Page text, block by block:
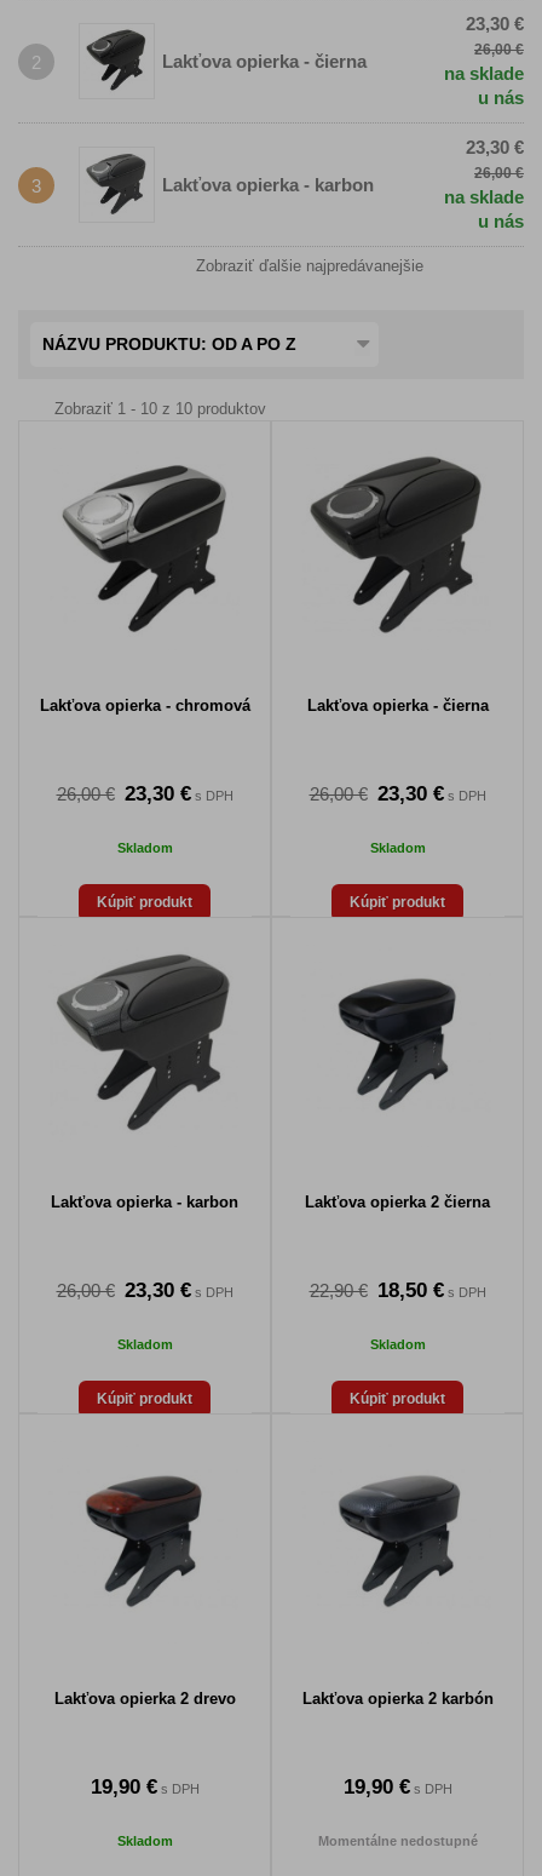
2 Lakťova opierka - čierna
23,30 €
26,00 €
na sklade
u nás
3 Lakťova opierka - karbon
23,30 €
26,00 €
na sklade
u nás
Zobraziť ďalšie najpredávanejšie
NÁZVU PRODUKTU: OD A PO Z
Zobraziť 1 - 10 z 10 produktov
Lakťova opierka - chromová
26,00 € 23,30 €s DPH
Skladom
Kúpiť produkt
Lakťova opierka - čierna
26,00 € 23,30 €s DPH
Skladom
Kúpiť produkt
Lakťova opierka - karbon
26,00 € 23,30 €s DPH
Skladom
Kúpiť produkt
Lakťova opierka 2 čierna
22,90 € 18,50 €s DPH
Skladom
Kúpiť produkt
Lakťova opierka 2 drevo
19,90 €s DPH
Skladom
Lakťova opierka 2 karbón
19,90 €s DPH
Momentálne nedostupné